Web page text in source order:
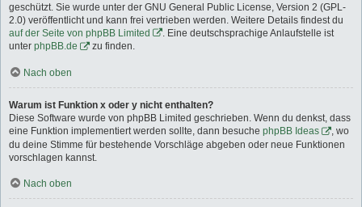
geschützt. Sie wurde unter der GNU General Public License, Version 2 (GPL-
2.0) veröffentlicht und kann frei vertrieben werden. Weitere Details findest du
auf der Seite von phpBB Limited
. Eine deutschsprachige Anlaufstelle ist
unter phpBB.de zu finden.
Nach oben
Warum ist Funktion x oder y nicht enthalten?
Diese Software wurde von phpBB Limited geschrieben. Wenn du denkst, dass
eine Funktion implementiert werden sollte, dann besuche phpBB Ideas
, wo
du deine Stimme für bestehende Vorschläge abgeben oder neue Funktionen
vorschlagen kannst.
Nach oben